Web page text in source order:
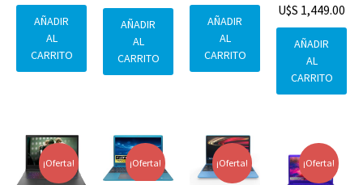
AÑADIR
AL
CARRITO
AÑADIR
AL
CARRITO
AÑADIR
AL
CARRITO
U$S 1,449.00
AÑADIR
AL
CARRITO
¡Oferta! ¡Oferta! ¡Oferta! ¡Oferta!